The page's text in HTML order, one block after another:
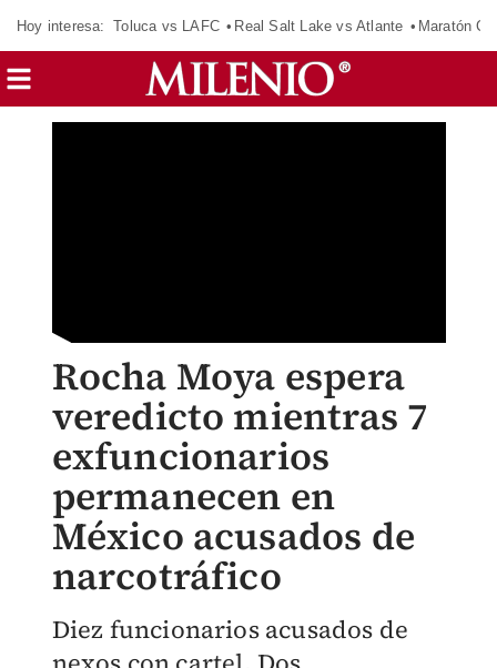
Hoy interesa: Toluca vs LAFC Real Salt Lake vs Atlante Maratón
Rocha Moya espera
veredicto mientras 7
exfuncionarios
permanecen en
México acusados de
narcotráfico
Diez funcionarios acusados de